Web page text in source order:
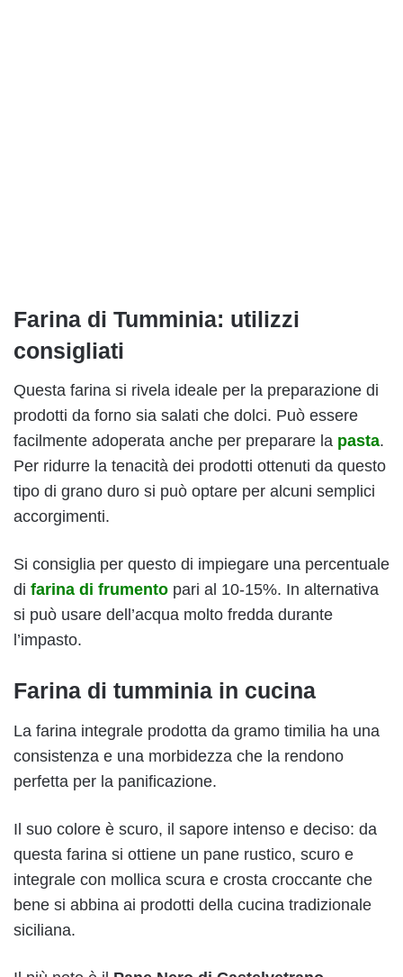
Farina di Tumminia: utilizzi
consigliati
Questa farina si rivela ideale per la preparazione di
prodotti da forno sia salati che dolci. Può essere
facilmente adoperata anche per preparare la pasta.
Per ridurre la tenacità dei prodotti ottenuti da questo
tipo di grano duro si può optare per alcuni semplici
accorgimenti.
Si consiglia per questo di impiegare una percentuale
di farina di frumento pari al 10-15%. In alternativa
si può usare dell’acqua molto fredda durante
l’impasto.
Farina di tumminia in cucina
La farina integrale prodotta da gramo timilia ha una
consistenza e una morbidezza che la rendono
perfetta per la panificazione.
Il suo colore è scuro, il sapore intenso e deciso: da
questa farina si ottiene un pane rustico, scuro e
integrale con mollica scura e crosta croccante che
bene si abbina ai prodotti della cucina tradizionale
siciliana.